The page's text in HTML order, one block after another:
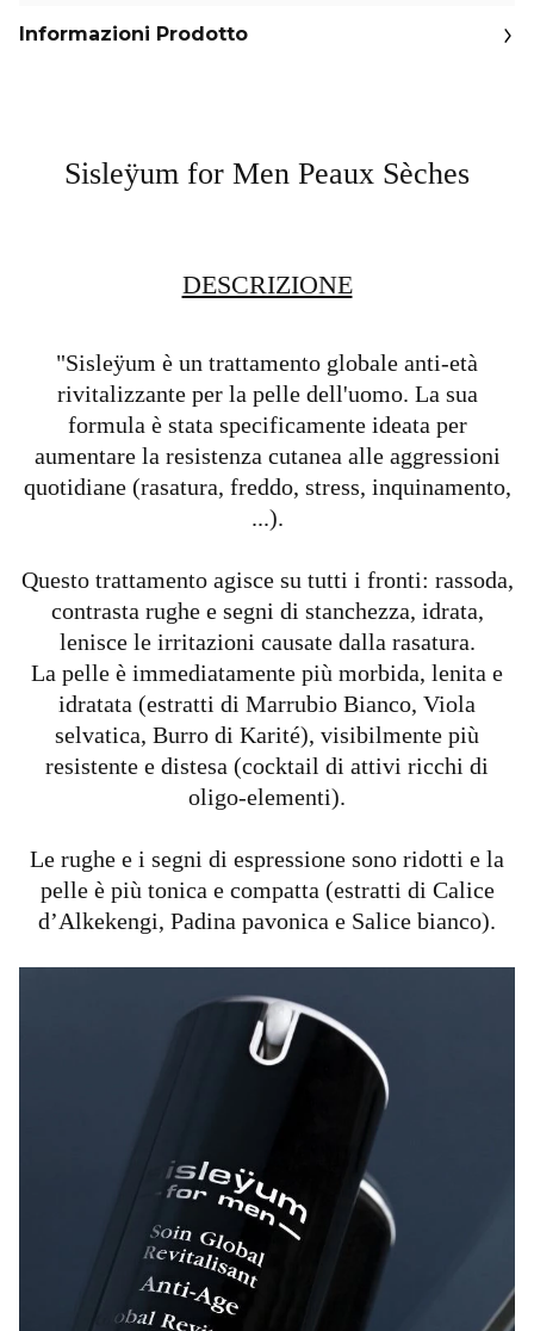
Informazioni Prodotto
Sisleÿum for Men Peaux Sèches
DESCRIZIONE
"Sisleÿum è un trattamento globale anti-età
rivitalizzante per la pelle dell'uomo. La sua
formula è stata specificamente ideata per
aumentare la resistenza cutanea alle aggressioni
quotidiane (rasatura, freddo, stress, inquinamento,
...).
Questo trattamento agisce su tutti i fronti: rassoda,
contrasta rughe e segni di stanchezza, idrata,
lenisce le irritazioni causate dalla rasatura.
La pelle è immediatamente più morbida, lenita e
idratata (estratti di Marrubio Bianco, Viola
selvatica, Burro di Karité), visibilmente più
resistente e distesa (cocktail di attivi ricchi di
oligo-elementi).
Le rughe e i segni di espressione sono ridotti e la
pelle è più tonica e compatta (estratti di Calice
d’Alkekengi, Padina pavonica e Salice bianco).